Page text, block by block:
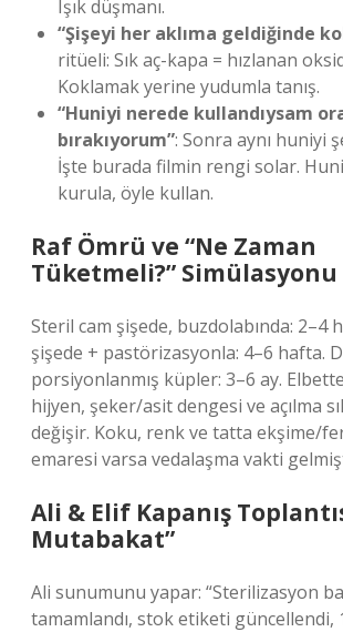
Işık düşmanı.
“Şişeyi her aklıma geldiğinde
ritüeli: Sık aç-kapa = hızlanan
Koklamak yerine yudumla tanış.
“Huniyi nerede kullandıysam
bırakıyorum”: Sonra aynı huniyi
İşte burada filmin rengi solar.
kurula, öyle kullan.
Raf Ömrü ve “Ne Zaman
Tüketmeli?” Simülasyonu
Steril cam şişede, buzdolabında: 2–4
şişede + pastörizasyonla: 4–6 hafta.
porsiyonlanmış küpler: 3–6 ay.
hijyen, şeker/asit dengesi ve açılma
değişir. Koku, renk ve tatta ekşime/
emaresi varsa vedalaşma vakti
Ali & Elif Kapanış
Mutabakat”
Ali sunumunu yapar: “Sterilizasyon
tamamlandı, stok etiketi güncellendi,